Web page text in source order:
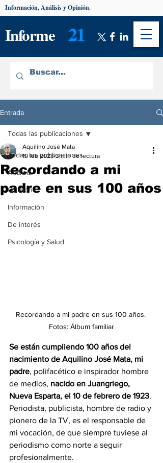
Informe 21
Información, Análisis y Opinión.
Entrada
Todas las publicaciones
Análisis
Opinión
Información
De interés
Psicología y Salud
Todas las publicaciones
Recordando a mi
padre en sus 100 años
Aquilino José Mata
10 feb 2023 3 min de lectura
Recordando a mi padre en sus 100 años.
Fotos: Álbum familiar
Se están cumpliendo 100 años del
nacimiento de Aquilino José Mata, mi
padre, polifacético e inspirador hombre
de medios, nacido en Juangriego,
Nueva Esparta, el 10 de febrero de 1923.
Periodista, publicista, hombre de radio y
pionero de la TV, es el responsable de
mi vocación, de que siempre tuviese al
periodismo como norte a seguir
profesionalmente.